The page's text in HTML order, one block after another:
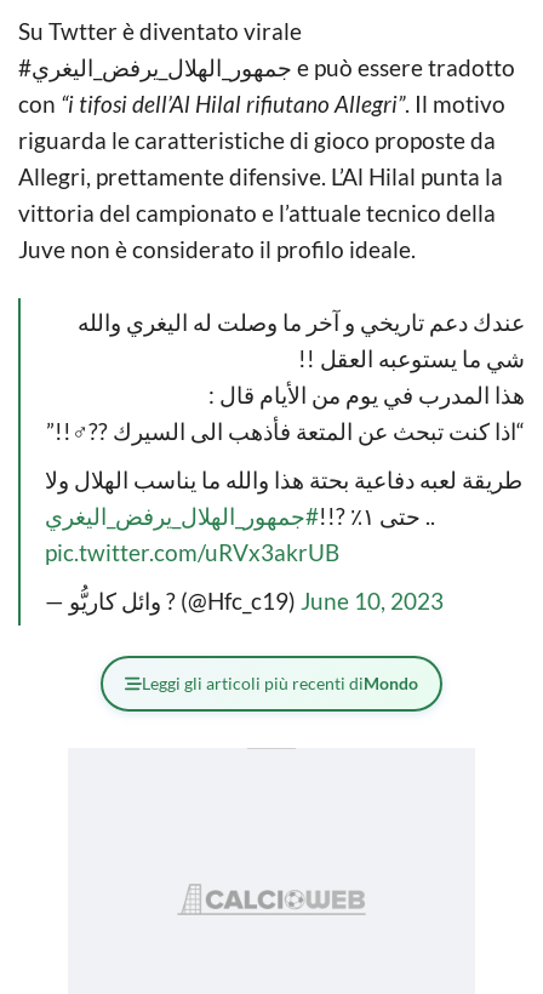
Su Twtter è diventato virale
#جمهور_الهلال_يرفض_اليغري e può essere tradotto
con “i tifosi dell’Al Hilal rifiutano Allegri”. Il motivo
riguarda le caratteristiche di gioco proposte da
Allegri, prettamente difensive. L’Al Hilal punta la
vittoria del campionato e l’attuale tecnico della
Juve non è considerato il profilo ideale.
عندك دعم تاريخي و آخر ما وصلت له اليغري والله
شي ما يستوعبه العقل !!
هذا المدرب في يوم من الأيام قال :
“اذا كنت تبحث عن المتعة فأذهب الى السيرك ??‍♂️!!”
طريقة لعبه دفاعية بحتة هذا والله ما يناسب الهلال ولا
حتى ١٪ ?!!
#جمهور_الهلال_يرفض_اليغري
..
pic.twitter.com/uRVx3akrUB
— وائل كاريُّو ? (@Hfc_c19) June 10, 2023
Leggi gli articoli più recenti diMondo